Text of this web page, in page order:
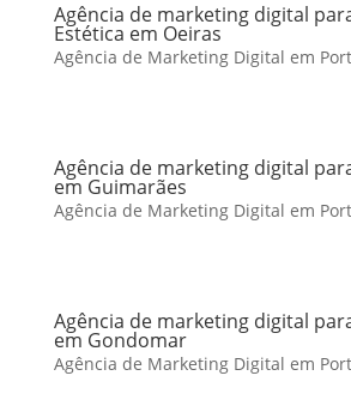
Agência de marketing digital
Estética em Oeiras
Agência de Marketing Digital em
Agência de marketing digital
em Guimarães
Agência de Marketing Digital em
Agência de marketing digital
em Gondomar
Agência de Marketing Digital em